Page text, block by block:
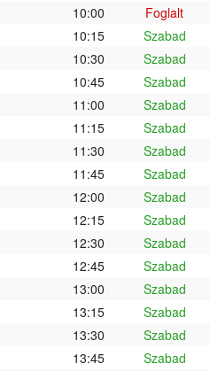
10:00
Foglalt
10:15
Szabad
10:30
Szabad
10:45
Szabad
11:00
Szabad
11:15
Szabad
11:30
Szabad
11:45
Szabad
12:00
Szabad
12:15
Szabad
12:30
Szabad
12:45
Szabad
13:00
Szabad
13:15
Szabad
13:30
Szabad
13:45
Szabad